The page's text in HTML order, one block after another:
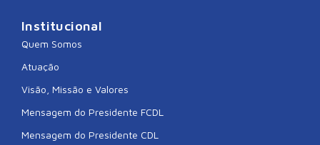
Institucional
Quem Somos
Atuação
Visão, Missão e Valores
Mensagem do Presidente FCDL
Mensagem do Presidente CDL